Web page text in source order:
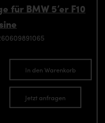
für BMW 5’er F10
In den Warenkorb
Jetzt anfragen